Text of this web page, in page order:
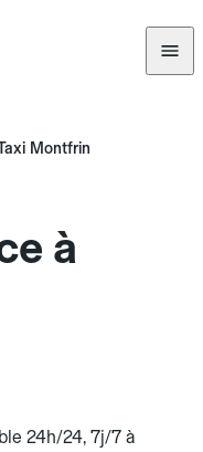
Montfrin
à
24h/24, 7j/7 à